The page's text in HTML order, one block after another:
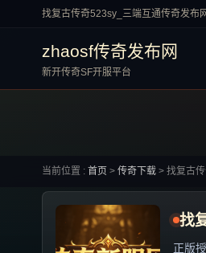
找复古传奇523sy_三端互通传奇发布
zhaosf传奇发布网
新开传奇SF开服平台
当前位置 : 首页 > 传奇下载 > 找复古
找
正版